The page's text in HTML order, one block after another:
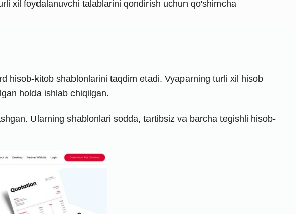
xil foydalanuvchi talablarini qondirish uchun qo'shimcha
hisob-kitob shablonlarini taqdim etadi. Vyaparning turli xil hisob
holda ishlab chiqilgan.
Ularning shablonlari sodda, tartibsiz va barcha tegishli hisob-